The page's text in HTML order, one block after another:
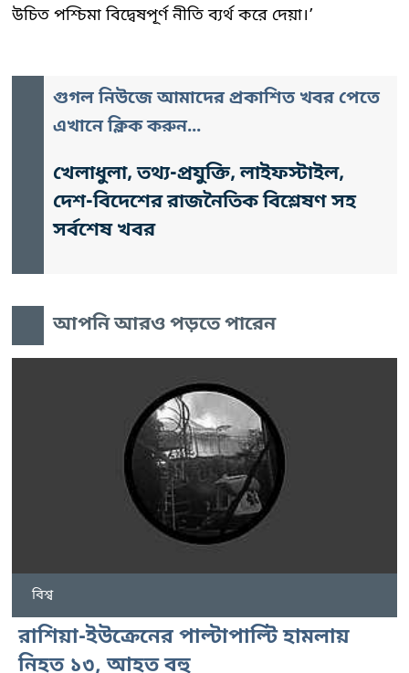
উচিত পশ্চিমা বিদ্বেষপূর্ণ নীতি ব্যর্থ করে দেয়া।’
গুগল নিউজে আমাদের প্রকাশিত খবর পেতে
এখানে ক্লিক করুন...
খেলাধুলা, তথ্য-প্রযুক্তি, লাইফস্টাইল,
দেশ-বিদেশের রাজনৈতিক বিশ্লেষণ সহ
সর্বশেষ খবর
আপনি আরও পড়তে পারেন
বিশ্ব
রাশিয়া-ইউক্রেনের পাল্টাপাল্টি হামলায়
নিহত ১৩, আহত বহু